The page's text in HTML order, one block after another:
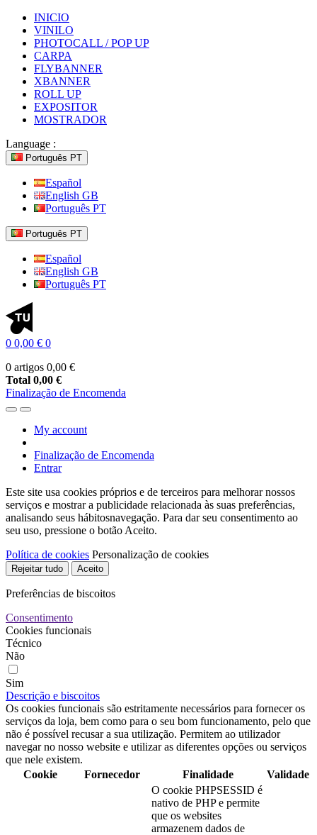
INICIO
VINILO
PHOTOCALL / POP UP
CARPA
FLYBANNER
XBANNER
ROLL UP
EXPOSITOR
MOSTRADOR
Language :
Português PT
Español
English GB
Português PT
Português PT
Español
English GB
Português PT
0 0,00 € 0
0 artigos 0,00 €
Total 0,00 €
Finalização de Encomenda
My account
Finalização de Encomenda
Entrar
Este site usa cookies próprios e de terceiros para melhorar nossos
serviços e mostrar a publicidade relacionada às suas preferências,
analisando seus hábitosnavegação. Para dar seu consentimento ao
seu uso, pressione o botão Aceito.
Política de cookies Personalização de cookies
Rejeitar tudo Aceito
Preferências de biscoitos
Consentimento
Cookies funcionais
Técnico
Não
Sim
Descrição e biscoitos
Os cookies funcionais são estritamente necessários para fornecer os
serviços da loja, bem como para o seu bom funcionamento, pelo que
não é possível recusar a sua utilização. Permitem ao utilizador
navegar no nosso website e utilizar as diferentes opções ou serviços
que nele existem.
Cookie
Fornecedor Finalidade Validade
O cookie PHPSESSID é
nativo de PHP e permite
que os websites
armazenem dados de